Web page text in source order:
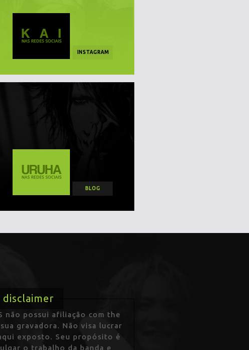
INSTAGRAM
BLOG
disclaimer
não possui afiliação com the
gravadora. Não visa lucrar
exposto. Seu propósito é
o trabalho da banda e